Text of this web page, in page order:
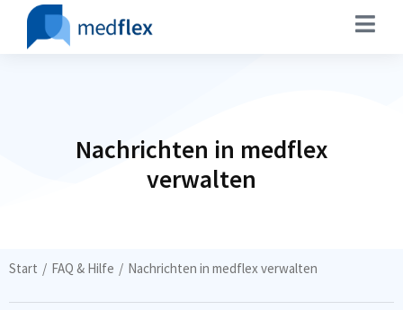
Nachrichten in medflex
verwalten
Sie befinden sich hier:
Start FAQ & Hilfe Nachrichten in medflex verwalten